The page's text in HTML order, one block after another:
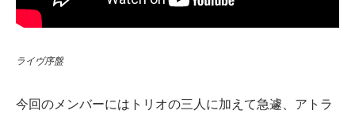
ライヴ序盤
今回のメンバーにはトリオの三人に加えて急遽、アトラ